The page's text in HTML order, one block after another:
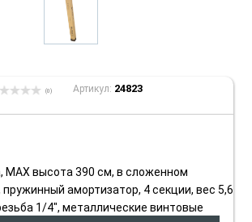
(0) Артикул: 24823
MAX высота 390 см, в сложенном
амортизатор, 4 секции, вес 5,6
1/4", металлические винтовые